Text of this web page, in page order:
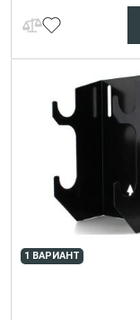
1 ВАРИАНТ